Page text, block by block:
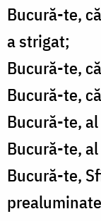
Bucură-te,
a strigat;
Bucură-te,
Bucură-te,
Bucură-te,
Bucură-te,
Bucură-te,